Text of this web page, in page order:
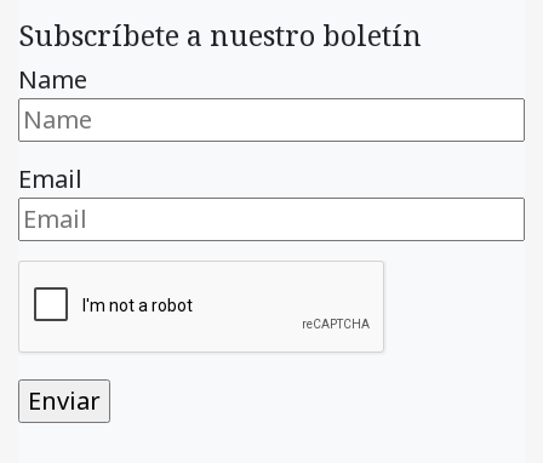
Subscríbete a nuestro boletín
Name
Email